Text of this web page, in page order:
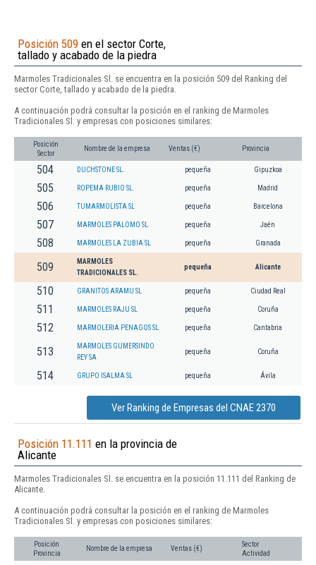
Posición 509 en el sector Corte,
tallado y acabado de la piedra
Marmoles Tradicionales Sl. se encuentra en la posición 509 del Ranking del
sector Corte, tallado y acabado de la piedra.
A continuación podrá consultar la posición en el ranking de Marmoles
Tradicionales Sl. y empresas con posiciones similares:
Posición
Sector
Nombre de la empresa Ventas (€) Provincia
504 DUCHSTONE SL. pequeña Gipuzkoa
505 ROPEMA RUBIO SL. pequeña Madrid
506 TUMARMOLISTA SL pequeña Barcelona
507 MARMOLES PALOMO SL pequeña Jaén
508 MARMOLES LA ZUBIA SL pequeña Granada
509
MARMOLES
TRADICIONALES SL.
pequeña Alicante
510 GRANITOS ARAMU SL pequeña Ciudad Real
511 MARMOLES RAJU SL pequeña Coruña
512 MARMOLERIA PENAGOS SL pequeña Cantabria
513
MARMOLES GUMERSINDO
REY SA
pequeña Coruña
514 GRUPO ISALMA SL pequeña Ávila
Ver Ranking de Empresas del CNAE 2370
Posición 11.111 en la provincia de
Alicante
Marmoles Tradicionales Sl. se encuentra en la posición 11.111 del Ranking de
Alicante.
A continuación podrá consultar la posición en el ranking de Marmoles
Tradicionales Sl. y empresas con posiciones similares:
Posición
Provincia
Nombre de la empresa Ventas (€)
Sector
Actividad